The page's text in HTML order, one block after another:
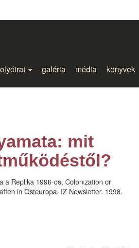
galéria média könyvek
mit
a Replika 1996-os, Colonization or
in Osteuropa. IZ Newsletter. 1998.